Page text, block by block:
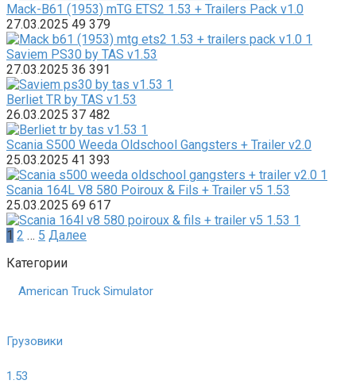
Mack-B61 (1953) mTG ETS2 1.53 + Trailers Pack v1.0
27.03.2025 49 379
Saviem PS30 by TAS v1.53
27.03.2025 36 391
Berliet TR by TAS v1.53
26.03.2025 37 482
Scania S500 Weeda Oldschool Gangsters + Trailer v2.0
25.03.2025 41 393
Scania 164L V8 580 Poiroux & Fils + Trailer v5 1.53
25.03.2025 69 617
Пагинация
1 2 … 5 Далее
Категории
American Truck Simulator
Грузовики
1.53